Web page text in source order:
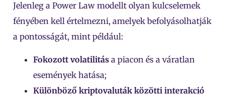
Jelenleg a Power Law modellt olyan kulcselemek
fényében kell értelmezni, amelyek befolyásolhatják
a pontosságát, mint például:
Fokozott volatilitás a piacon és a váratlan
események hatása;
Különböző kriptovaluták közötti interakció